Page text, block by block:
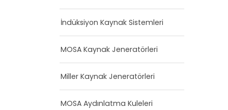
İndüksiyon Kaynak Sistemleri
MOSA Kaynak Jeneratörleri
Miller Kaynak Jeneratörleri
MOSA Aydınlatma Kuleleri